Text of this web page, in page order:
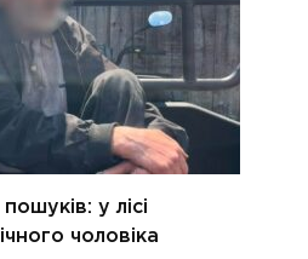
у лісі
чоловіка